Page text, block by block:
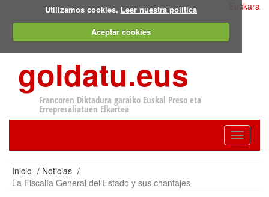
Utilizamos cookies. Leer nuestra política
Aceptar cookies
goldatu.eus
Francoren Diktadura garaiko Euskal Preso eta
Errepresaliatuen Elkartea
Toggle
Euskara
Inicio / Noticias /
La Fiscalía General del Estado y sus chantajes